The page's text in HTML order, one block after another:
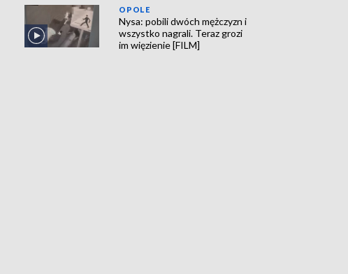
OPOLE
Nysa: pobili dwóch mężczyzn i
wszystko nagrali. Teraz grozi
im więzienie [FILM]